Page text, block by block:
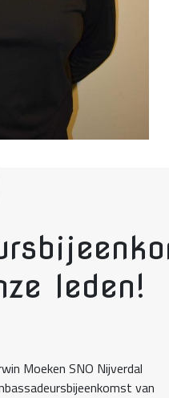
leden!
Moeken SNO Nijverdal
van